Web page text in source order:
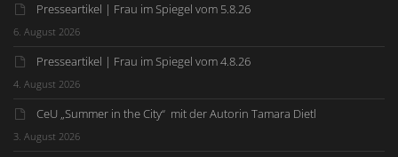
Presseartikel | Frau im Spiegel vom 5.8.26
6. August 2026
Presseartikel | Frau im Spiegel vom 4.8.26
4. August 2026
CeU „Summer in the City“ mit der Autorin Tamara Dietl
3. August 2026